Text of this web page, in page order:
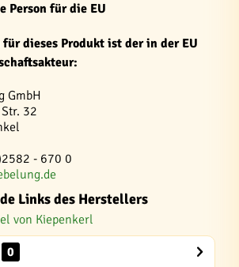
Person für die EU
dieses Produkt ist der in der EU
GmbH
32
- 670 0
Links des Herstellers
von Kiepenkerl
0